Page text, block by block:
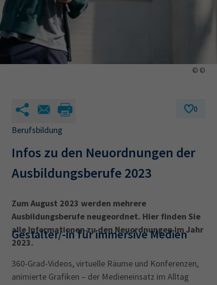
Leichte Sprache
IHK regional
Karriere
EN
Magazin Log-in
AdA
34d
Prüfungstermine
Wirtschaftsfachwirt
Sachkundeprüfung
Betriebswirt
© ©
0
Berufsbildung
Infos zu den Neuordnungen der
Ausbildungsberufe 2023
Zum August 2023 werden mehrere
Ausbildungsberufe neugeordnet. Hier finden Sie
alle Informationen zu den Neuordnungen im Jahr
2023.
Gestalter/-in für immersive Medien
360-Grad-Videos, virtuelle Räume und Konferenzen,
animierte Grafiken – der Medieneinsatz im Alltag